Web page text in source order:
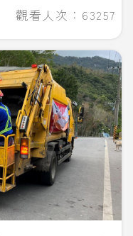
觀看人次：63257